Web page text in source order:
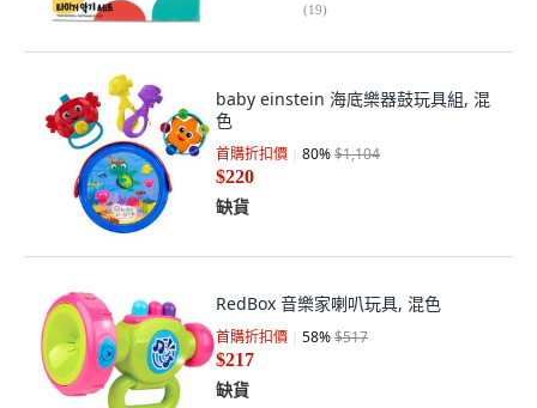
(19)
baby einstein 海底樂器鼓玩具組, 混
色
首購折扣價 80%$1,104
$220
缺貨
RedBox 音樂家喇叭玩具, 混色
首購折扣價 58%$517
$217
缺貨